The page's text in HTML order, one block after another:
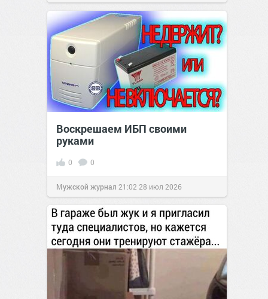
Воскрешаем ИБП своими
руками
0 0
Мужской журнал 21:02 28 июл 2026